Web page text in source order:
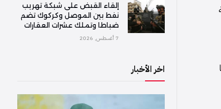
إلقاء القبض على شبكة تهريب
نفط بين الموصل وكركوك تضم
ضباطا وتملك عشرات العقارات
7 أغسطس, 2026
اخر الأخبار